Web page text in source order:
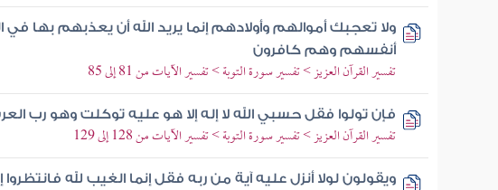
ولا تعجبك أموالهم وأولادهم إنما يريد الله أن يعذبهم بها في
أنفسهم وهم كافرون
تفسير القرآن العزيز > تفسير سورة التوبة > تفسير الآيات من 81 إلى 85
فإن تولوا فقل حسبي الله لا إله إلا هو عليه توكلت وهو رب
تفسير القرآن العزيز > تفسير سورة التوبة > تفسير الآيات من 128 إلى 129
ويقولون لولا أنزل عليه آية من ربه فقل إنما الغيب لله